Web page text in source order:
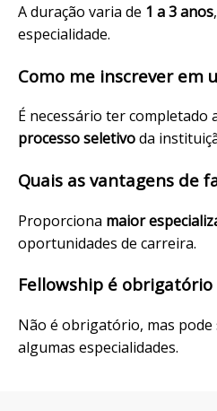
A duração varia de 1 a 3 anos
especialidade.
Como me inscrever em
É necessário ter completado
processo seletivoda
Quais as vantagens de
Proporciona maior
oportunidades de carreira.
Fellowship é obrigatório
Não é obrigatório, mas pode
algumas especialidades.